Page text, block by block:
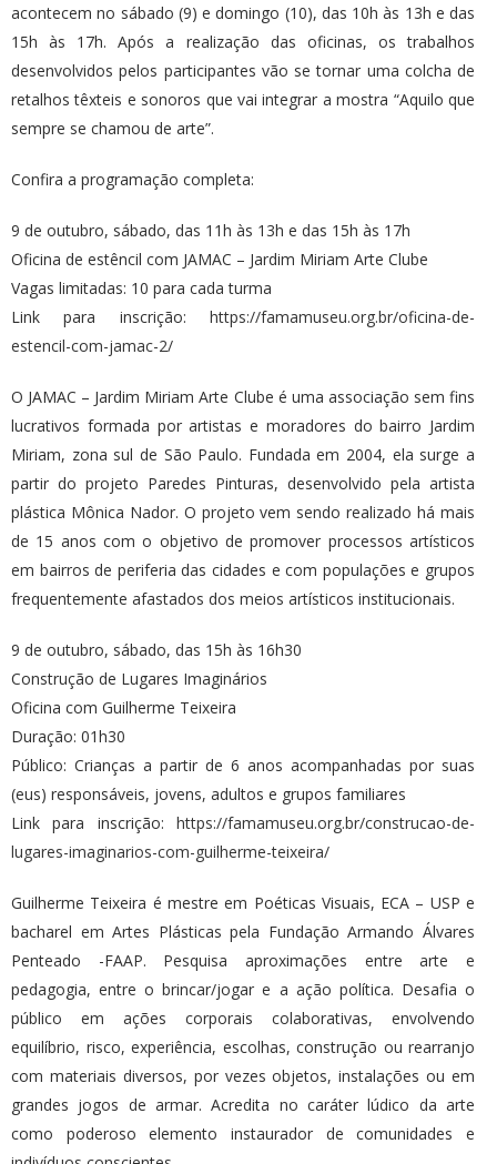
acontecem no sábado (9) e domingo (10), das 10h às 13h e das
15h às 17h. Após a realização das oficinas, os trabalhos
desenvolvidos pelos participantes vão se tornar uma colcha de
retalhos têxteis e sonoros que vai integrar a mostra “Aquilo que
sempre se chamou de arte”.
Confira a programação completa:
9 de outubro, sábado, das 11h às 13h e das 15h às 17h
Oficina de estêncil com JAMAC – Jardim Miriam Arte Clube
Vagas limitadas: 10 para cada turma
Link para inscrição: https://famamuseu.org.br/oficina-de-
estencil-com-jamac-2/
O JAMAC – Jardim Miriam Arte Clube é uma associação sem fins
lucrativos formada por artistas e moradores do bairro Jardim
Miriam, zona sul de São Paulo. Fundada em 2004, ela surge a
partir do projeto Paredes Pinturas, desenvolvido pela artista
plástica Mônica Nador. O projeto vem sendo realizado há mais
de 15 anos com o objetivo de promover processos artísticos
em bairros de periferia das cidades e com populações e grupos
frequentemente afastados dos meios artísticos institucionais.
9 de outubro, sábado, das 15h às 16h30
Construção de Lugares Imaginários
Oficina com Guilherme Teixeira
Duração: 01h30
Público: Crianças a partir de 6 anos acompanhadas por suas
(eus) responsáveis, jovens, adultos e grupos familiares
Link para inscrição: https://famamuseu.org.br/construcao-de-
lugares-imaginarios-com-guilherme-teixeira/
Guilherme Teixeira é mestre em Poéticas Visuais, ECA – USP e
bacharel em Artes Plásticas pela Fundação Armando Álvares
Penteado -FAAP. Pesquisa aproximações entre arte e
pedagogia, entre o brincar/jogar e a ação política. Desafia o
público em ações corporais colaborativas, envolvendo
equilíbrio, risco, experiência, escolhas, construção ou rearranjo
com materiais diversos, por vezes objetos, instalações ou em
grandes jogos de armar. Acredita no caráter lúdico da arte
como poderoso elemento instaurador de comunidades e